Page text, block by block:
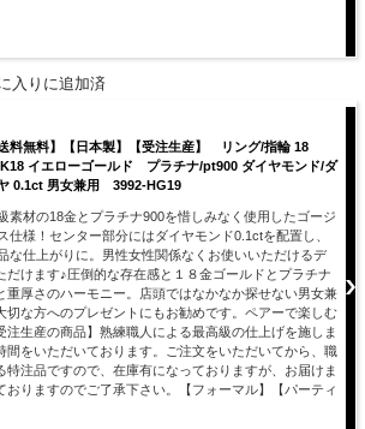
入りに追加済
送料無料】【日本製】【受注生産】 リング/指輪 18
イエローゴールド プラチナ/pt900 ダイヤモンド/ダ
0.1ct 男女兼用 3992-HG19
素材の18金とプラチナ900を惜しみなく使用したゴージ
仕様！センター部分にはダイヤモンド0.1ctを配置し、
品な仕上がりに。男性女性関係なくお使いいただけるデ
だけます♪圧倒的な存在感と１８金ゴールドとプラチナ
重厚さのハーモニー。店頭ではなかなか探せない男女兼
切な方へのプレゼントにもお勧めです。ペアーで楽しむ
注生産の商品】熟練職人による最高級の仕上げを施しま
間をいただいております。ご注文をいただいてから、職
特注品ですので、在庫有になっておりますが、お届けま
おりますのでご了承下さい。【フォーマル】【パーティ